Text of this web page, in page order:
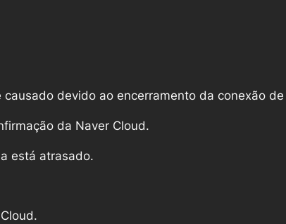
devido ao encerramento da conexão
da Naver Cloud.
está atrasado.